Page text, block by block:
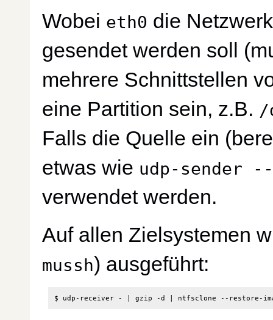
Wobei eth0 die
gesendet werden soll
mehrere Schnittstellen
eine Partition sein, z.B. /
Falls die Quelle ein
etwas wie udp-sender
verwendet werden.
Auf allen Zielsystemen
mussh) ausgeführt:
$ udp-receiver - gzip -d ntfsclone --restore-